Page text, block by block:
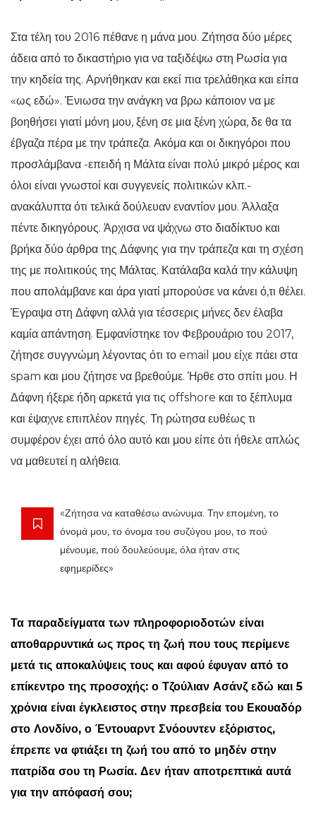
Στα τέλη του 2016 πέθανε η μάνα μου. Ζήτησα δύο μέρες
άδεια από το δικαστήριο για να ταξιδέψω στη Ρωσία για
την κηδεία της. Αρνήθηκαν και εκεί πια τρελάθηκα και είπα
«ως εδώ». Ένιωσα την ανάγκη να βρω κάποιον να με
βοηθήσει γιατί μόνη μου, ξένη σε μια ξένη χώρα, δε θα τα
έβγαζα πέρα με την τράπεζα. Ακόμα και οι δικηγόροι που
προσλάμβανα -επειδή η Μάλτα είναι πολύ μικρό μέρος και
όλοι είναι γνωστοί και συγγενείς πολιτικών κλπ.-
ανακάλυπτα ότι τελικά δούλευαν εναντίον μου. Άλλαξα
πέντε δικηγόρους. Άρχισα να ψάχνω στο διαδίκτυο και
βρήκα δύο άρθρα της Δάφνης για την τράπεζα και τη σχέση
της με πολιτικούς της Μάλτας. Κατάλαβα καλά την κάλυψη
που απολάμβανε και άρα γιατί μπορούσε να κάνει ό,τι θέλει.
Έγραψα στη Δάφνη αλλά για τέσσερις μήνες δεν έλαβα
καμία απάντηση. Εμφανίστηκε τον Φεβρουάριο του 2017,
ζήτησε συγγνώμη λέγοντας ότι το email μου είχε πάει στα
spam και μου ζήτησε να βρεθούμε. Ήρθε στο σπίτι μου. Η
Δάφνη ήξερε ήδη αρκετά για τις offshore και το ξέπλυμα
και έψαχνε επιπλέον πηγές. Τη ρώτησα ευθέως τι
συμφέρον έχει από όλο αυτό και μου είπε ότι ήθελε απλώς
να μαθευτεί η αλήθεια.
«Ζήτησα να καταθέσω ανώνυμα. Την επομένη, το
όνομά μου, το όνομα του συζύγου μου, το πού
μένουμε, πού δουλεύουμε, όλα ήταν στις
εφημερίδες»
Τα παραδείγματα των πληροφοριοδοτών είναι
αποθαρρυντικά ως προς τη ζωή που τους περίμενε
μετά τις αποκαλύψεις τους και αφού έφυγαν από το
επίκεντρο της προσοχής: ο Τζούλιαν Ασάνζ εδώ και 5
χρόνια είναι έγκλειστος στην πρεσβεία του Εκουαδόρ
στο Λονδίνο, ο Έντουαρντ Σνόουντεν εξόριστος,
έπρεπε να φτιάξει τη ζωή του από το μηδέν στην
πατρίδα σου τη Ρωσία. Δεν ήταν αποτρεπτικά αυτά
για την απόφασή σου;